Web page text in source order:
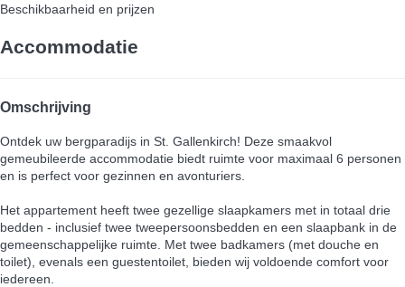
Beschikbaarheid en prijzen
Accommodatie
Omschrijving
Ontdek uw bergparadijs in St. Gallenkirch! Deze smaakvol
gemeubileerde accommodatie biedt ruimte voor maximaal 6 personen
en is perfect voor gezinnen en avonturiers.
Het appartement heeft twee gezellige slaapkamers met in totaal drie
bedden - inclusief twee tweepersoonsbedden en een slaapbank in de
gemeenschappelijke ruimte. Met twee badkamers (met douche en
toilet), evenals een guestentoilet, bieden wij voldoende comfort voor
iedereen.